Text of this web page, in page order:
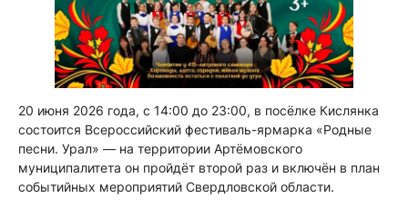
20 июня 2026 года, с 14:00 до 23:00, в посёлке Кислянка
состоится Всероссийский фестиваль-ярмарка «Родные
песни. Урал» — на территории Артёмовского
муниципалитета он пройдёт второй раз и включён в план
событийных мероприятий Свердловской области.